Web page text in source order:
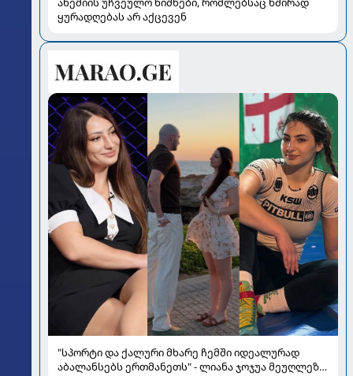
ყურადღებას არ აქცევენ
"სპორტი და ქალური მხარე ჩემში იდეალურად
აბალანსებს ერთმანეთს" - ლიანა ჯოჯუა მეუღლეზე,